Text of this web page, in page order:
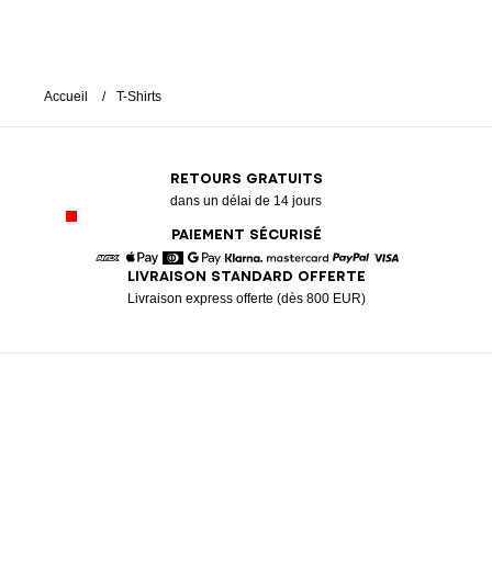
Accueil T-Shirts
RETOURS GRATUITS
dans un délai de 14 jours
PAIEMENT SÉCURISÉ
American Express
Apple Pay
DinersGoogle Pay
Klarna MastercardPaypal
LIVRAISON STANDARD OFFERTE
Livraison express offerte (dès 800 EUR)